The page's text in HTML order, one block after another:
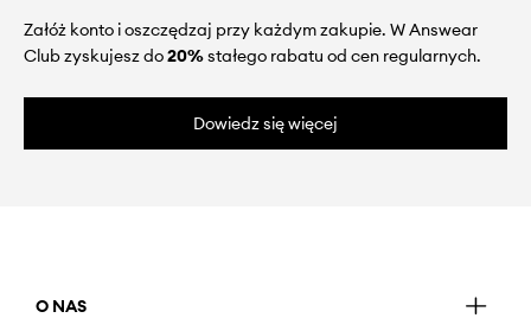
Załóż konto i oszczędzaj przy każdym zakupie. W Answear
Club zyskujesz do20%stałego rabatu od cen regularnych.
Dowiedz się więcej
O NAS